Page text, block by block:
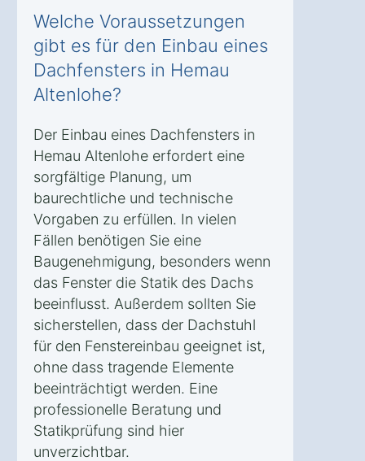
Welche Voraussetzungen
gibt es für den Einbau eines
Dachfensters in Hemau
Altenlohe?
Der Einbau eines Dachfensters in
Hemau Altenlohe erfordert eine
sorgfältige Planung, um
baurechtliche und technische
Vorgaben zu erfüllen. In vielen
Fällen benötigen Sie eine
Baugenehmigung, besonders wenn
das Fenster die Statik des Dachs
beeinflusst. Außerdem sollten Sie
sicherstellen, dass der Dachstuhl
für den Fenstereinbau geeignet ist,
ohne dass tragende Elemente
beeinträchtigt werden. Eine
professionelle Beratung und
Statikprüfung sind hier
unverzichtbar.